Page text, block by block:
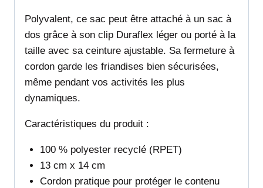
Polyvalent, ce sac peut être attaché à un sac à
dos grâce à son clip Duraflex léger ou porté à la
taille avec sa ceinture ajustable. Sa fermeture à
cordon garde les friandises bien sécurisées,
même pendant vos activités les plus
dynamiques.
Caractéristiques du produit :
100 % polyester recyclé (RPET)
13 cm x 14 cm
Cordon pratique pour protéger le contenu